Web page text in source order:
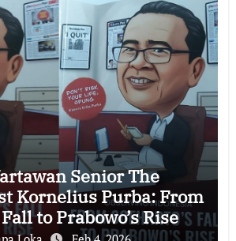
Senior The
Kornelius Purba: From
to Prabowo’s Rise